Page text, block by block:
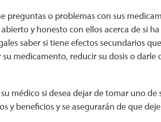
preguntas o problemas con sus
y honesto con ellos acerca de si
saber si tiene efectos secundarios
medicamento, reducir su dosis o darle
médico si desea dejar de tomar uno
y beneficios y se asegurarán de que